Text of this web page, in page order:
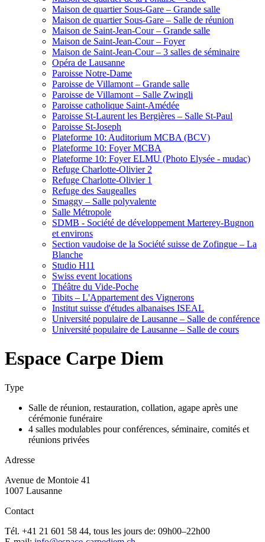
Maison de quartier Sous-Gare – Grande salle
Maison de quartier Sous-Gare – Salle de réunion
Maison de Saint-Jean-Cour – Grande salle
Maison de Saint-Jean-Cour – Foyer
Maison de Saint-Jean-Cour – 3 salles de séminaire
Opéra de Lausanne
Paroisse Notre-Dame
Paroisse de Villamont – Grande salle
Paroisse de Villamont – Salle Zwingli
Paroisse catholique Saint-Amédée
Paroisse St-Laurent les Bergières – Salle St-Paul
Paroisse St-Joseph
Plateforme 10: Auditorium MCBA (BCV)
Plateforme 10: Foyer MCBA
Plateforme 10: Foyer ELMU (Photo Elysée - mudac)
Refuge Charlotte-Olivier 2
Refuge Charlotte-Olivier 1
Refuge des Saugealles
Smaggy – Salle polyvalente
Salle Métropole
SDMB - Société de développement Marterey-Bugnon
et environs
Section vaudoise de la Société suisse de Zofingue – La
Blanche
Studio H11
Swiss event locations
Théâtre du Vide-Poche
Tibits – L'Appartement des Vignerons
Institut suisse d'études albanaises ISEAL
Université populaire de Lausanne – Salle de conférence
Université populaire de Lausanne – Salle de cours
Espace Carpe Diem
Type
Salle de réunion, restauration, collation, agape après une
cérémonie funéraire
4 salles modulables pour conférences, séminaire, comités et
réunions privées
Adresse
Avenue de Montoie 41
1007 Lausanne
Contact
Tél. +41 21 601 58 44, tous les jours de: 09h00–22h00